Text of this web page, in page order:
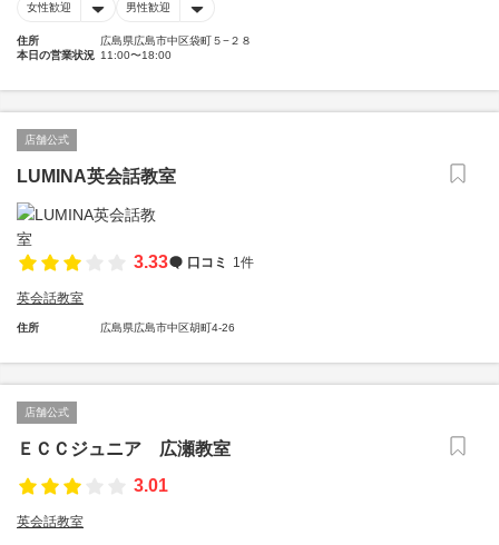
女性歓迎 男性歓迎
住所
広島県広島市中区袋町５−２８
本日の営業状況 11:00〜18:00
店舗公式
LUMINA英会話教室
3.33 口コミ 1件
英会話教室
住所 広島県広島市中区胡町4-26
店舗公式
ＥＣＣジュニア 広瀬教室
3.01
英会話教室